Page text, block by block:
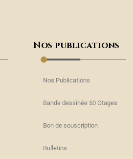
Nos publications
Nos Publications
Bande dessinée 50 Otages
Bon de souscription
Bulletins